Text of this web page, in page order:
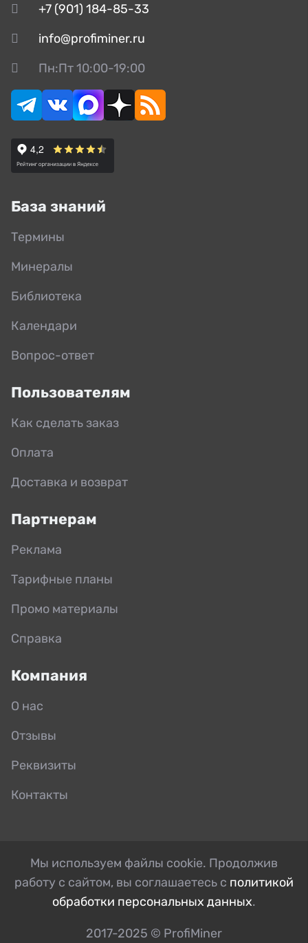
+7 (901) 184-85-33
info@profiminer.ru
Пн:Пт 10:00-19:00
База знаний
Термины
Минералы
Библиотека
Календари
Вопрос-ответ
Пользователям
Как сделать заказ
Оплата
Доставка и возврат
Партнерам
Реклама
Тарифные планы
Промо материалы
Справка
Компания
О нас
Отзывы
Реквизиты
Контакты
Мы используем файлы cookie. Продолжив
работу с сайтом, вы соглашаетесь с политикой
обработки персональных данных.
2017-2025 © ProfiMiner